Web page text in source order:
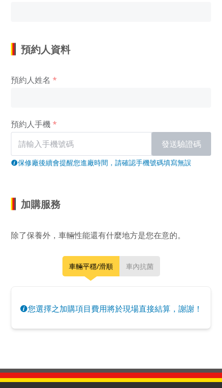
預約人資料
預約人姓名
預約人手機
發送驗證碼
保修廠後續會提醒您進廠時間，請確認手機號碼填寫無誤
加購服務
除了保養外，車輛性能還有什麼地方是您在意的。
車輛平穩/滑順 車內抗菌
您選擇之加購項目費用將於現場直接結算，謝謝！